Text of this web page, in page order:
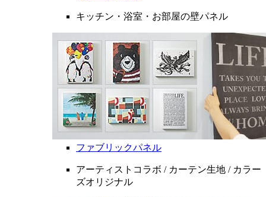
キッチン・浴室・お部屋の壁パネル
ファブリックパネル
アーティストコラボ / カーテン生地 / カラー
ズオリジナル